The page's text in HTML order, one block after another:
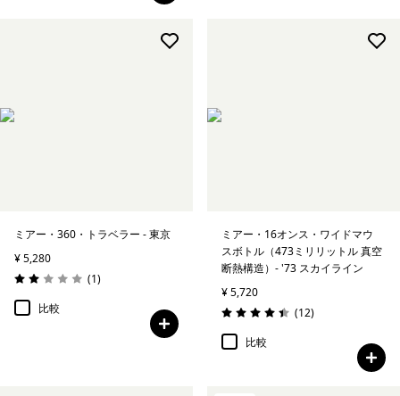
ミアー・360・トラベラー - 東京
¥ 5,280
評価: 2.0 / 5
(1レビュー
)
比較
ミアー・16オンス・ワイドマウ
スボトル（473ミリリットル 真空
断熱構造）- '73 スカイライン
¥ 5,720
評価: 4.4 / 5
(12レビュー
)
比較